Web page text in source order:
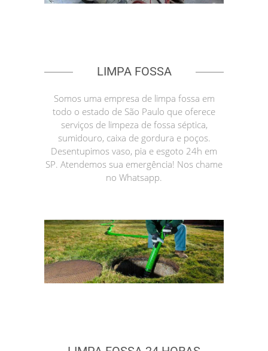
LIMPA FOSSA
Somos uma empresa de limpa fossa em
todo o estado de São Paulo que oferece
serviços de limpeza de fossa séptica,
sumidouro, caixa de gordura e poços.
Desentupimos vaso, pia e esgoto 24h em
SP. Atendemos sua emergência! Nos chame
no Whatsapp.